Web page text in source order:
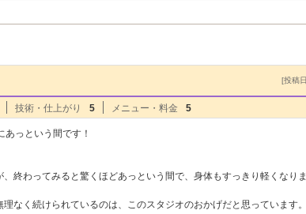
[投稿
技術・仕上がり 5 メニュー・料金 5
っという間です！
終わってみると驚くほどあっという間で、身体もすっきり軽くなり
なく続けられているのは、このスタジオのおかげだと思っています